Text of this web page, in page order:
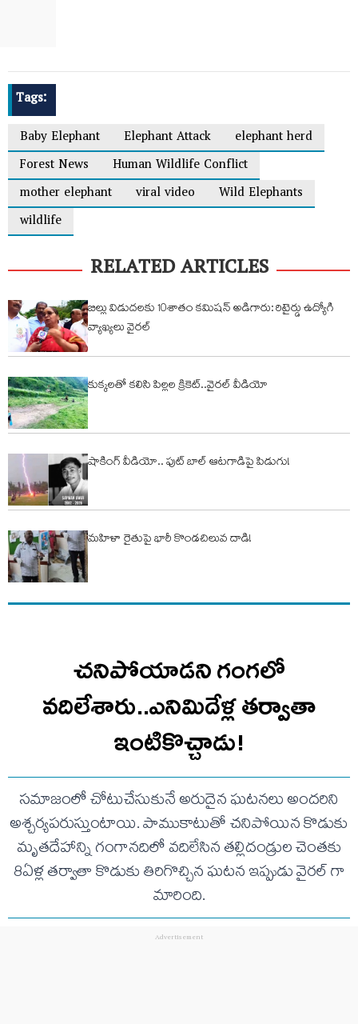
Tags:
Baby Elephant
Elephant Attack
elephant herd
Forest News
Human Wildlife Conflict
mother elephant
viral video
Wild Elephants
wildlife
RELATED ARTICLES
బిల్లు విడుదలకు 10శాతం కమిషన్ అడిగారు: రిటైర్డు ఉద్యోగి
వ్యాఖ్యలు వైరల్
కుక్కలతో కలిసి పిల్లల క్రికెట్..వైరల్ వీడియో
షాకింగ్ వీడియో.. ఫుట్ బాల్ ఆటగాడిపై పిడుగు!
మహిళా రైతుపై భారీ కొండచిలువ దాడి!
చనిపోయాడని గంగలో
వదిలేశారు..ఎనిమిదేళ్ల తర్వాతా
ఇంటికొచ్చాడు!
సమాజంలో చోటుచేసుకునే అరుదైన ఘటనలు అందరిని
అశ్చర్యపరుస్తుంటాయి. పాముకాటుతో చనిపోయిన కొడుకు
మృతదేహాన్ని గంగానదిలో వదిలేసిన తల్లిదండ్రుల చెంతకు
8ఏళ్ల తర్వాతా కొడుకు తిరిగొచ్చిన ఘటన ఇప్పుడు వైరల్ గా
మారింది.